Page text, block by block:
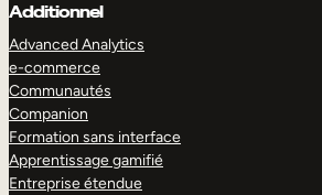
Additionnel
Advanced Analytics
e-commerce
Communautés
Companion
Formation sans interface
Apprentissage gamifié
Entreprise étendue